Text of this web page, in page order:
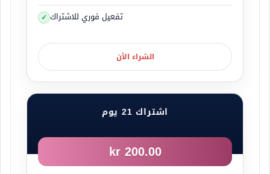
حقل التسارع للدخول الى الأوتوستراد
تفعيل فوري للاشتراك
الشراء الأن
اشتراك 21 يوم
200.00 kr